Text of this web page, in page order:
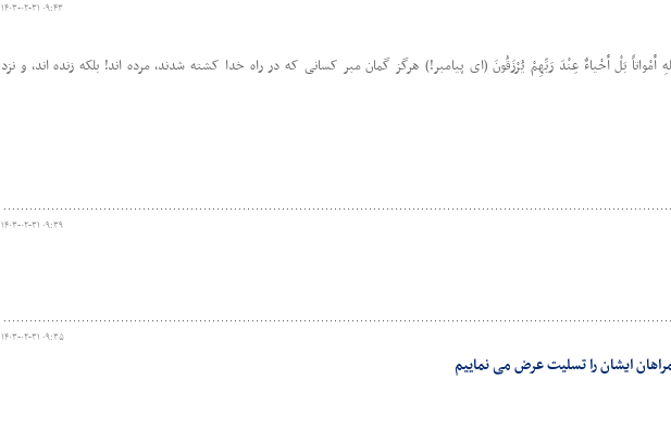
۱۴۰۳-۰۲-۳۱ ۰۹:۴۳
أَمْواتاً بَلْ أَحْیاءٌ عِنْدَ رَبِّهِمْ یُرْزَقُونَ (ای پیامبر!) هرگز گمان مبر کسانی که در راه خدا کشته شدند، مرده اند! بلکه زنده اند، و نزد
۱۴۰۳-۰۲-۳۱ ۰۹:۳۹
۱۴۰۳-۰۲-۳۱ ۰۹:۳۵
ایشان را تسلیت عرض می نماییم